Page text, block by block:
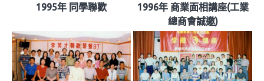
1995年 同學聯歡
1996年 商業面相講座(工業
總商會誠邀)